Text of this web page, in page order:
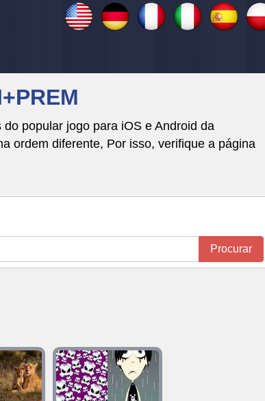
popular jogo para iOS e Android da
ordem diferente, Por isso, verifique a página
Procurar